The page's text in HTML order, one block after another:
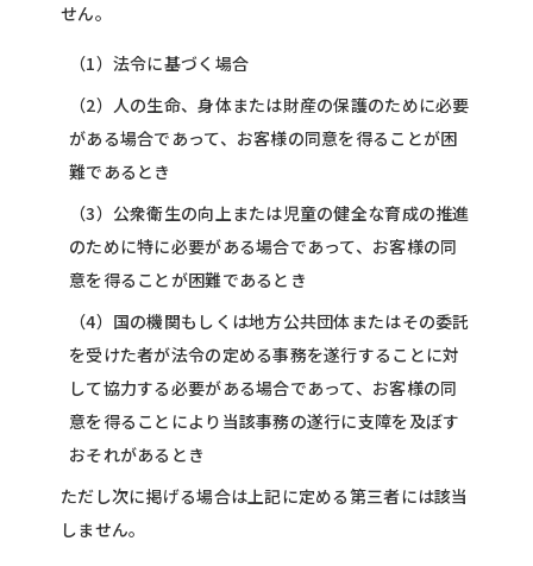
せん。
（1）法令に基づく場合
（2）人の生命、身体または財産の保護のために必要
がある場合であって、お客様の同意を得ることが困
難であるとき
（3）公衆衛生の向上または児童の健全な育成の推進
のために特に必要がある場合であって、お客様の同
意を得ることが困難であるとき
（4）国の機関もしくは地方公共団体またはその委託
を受けた者が法令の定める事務を遂行することに対
して協力する必要がある場合であって、お客様の同
意を得ることにより当該事務の遂行に支障を及ぼす
おそれがあるとき
ただし次に掲げる場合は上記に定める第三者には該当
しません。